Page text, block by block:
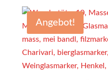
Angebot!